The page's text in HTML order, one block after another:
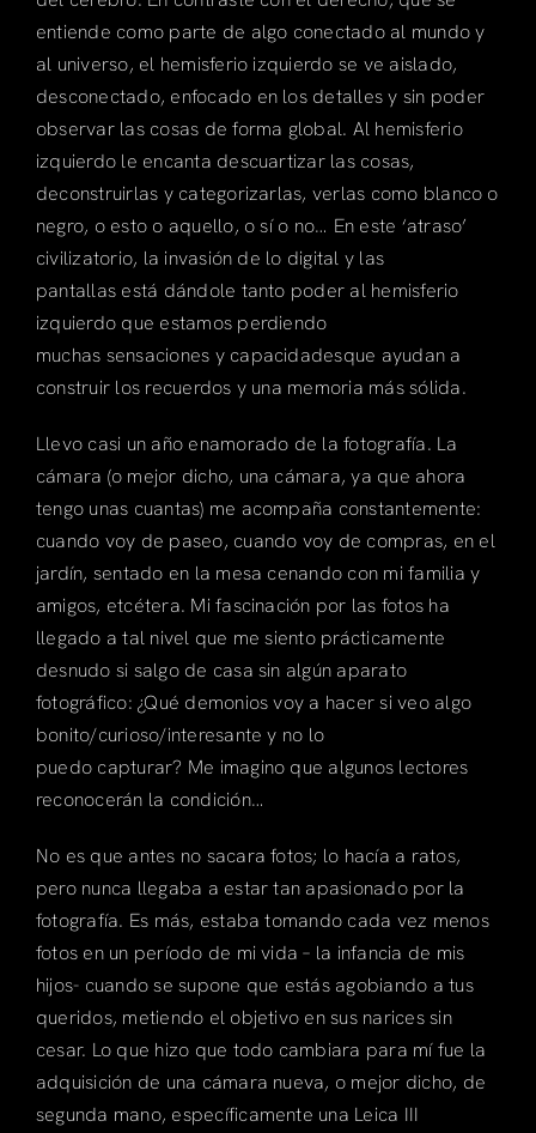
Articulos
Search
for:
entiende como parte de algo conectado al mundo y
al universo, el hemisferio izquierdo se ve aislado,
desconectado, enfocado en los detalles y sin poder
observar las cosas de forma global. Al hemisferio
izquierdo le encanta descuartizar las cosas,
deconstruirlas y categorizarlas, verlas como blanco o
negro, o esto o aquello, o sí o no… En este ‘atraso’
civilizatorio, la invasión de lo digital y las
pantallas está dándole tanto poder al hemisferio
izquierdo que estamos perdiendo
muchas sensaciones y capacidadesque ayudan a
construir los recuerdos y una memoria más sólida.
Llevo casi un año enamorado de la fotografía. La
cámara (o mejor dicho, una cámara, ya que ahora
tengo unas cuantas) me acompaña constantemente:
cuando voy de paseo, cuando voy de compras, en el
jardín, sentado en la mesa cenando con mi familia y
amigos, etcétera. Mi fascinación por las fotos ha
llegado a tal nivel que me siento prácticamente
desnudo si salgo de casa sin algún aparato
fotográfico: ¿Qué demonios voy a hacer si veo algo
bonito/curioso/interesante y no lo
puedo capturar? Me imagino que algunos lectores
reconocerán la condición…
No es que antes no sacara fotos; lo hacía a ratos,
pero nunca llegaba a estar tan apasionado por la
fotografía. Es más, estaba tomando cada vez menos
fotos en un período de mi vida – la infancia de mis
hijos- cuando se supone que estás agobiando a tus
queridos, metiendo el objetivo en sus narices sin
cesar. Lo que hizo que todo cambiara para mí fue la
adquisición de una cámara nueva, o mejor dicho, de
segunda mano, específicamente una Leica III